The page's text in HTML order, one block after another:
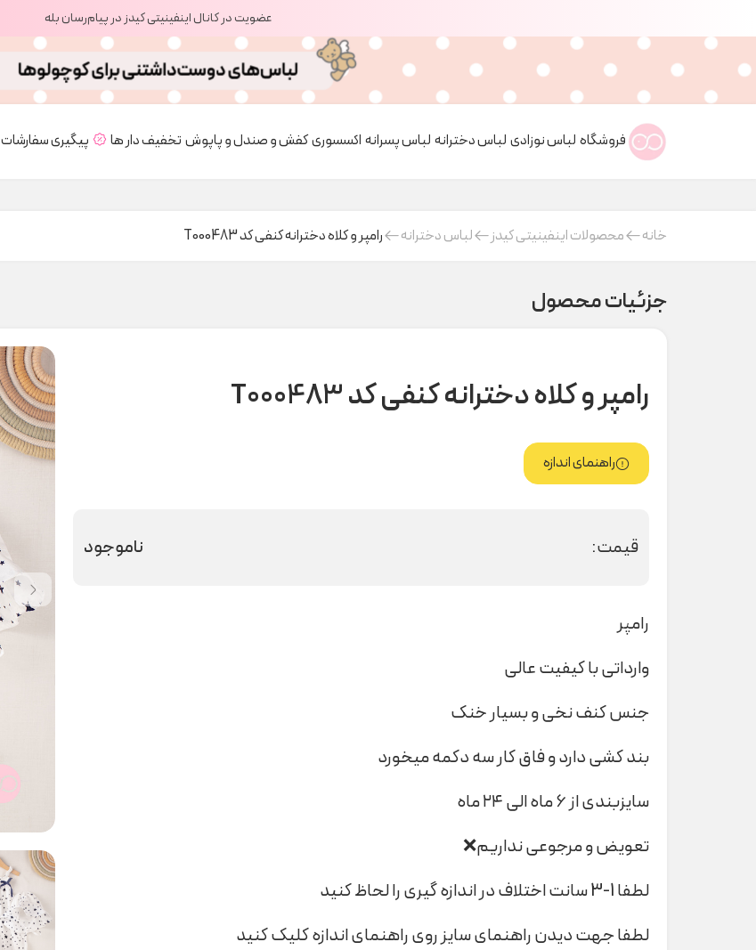
عضویت در کانال اینفینیتی کیدز در پیام‌رسان بله
فروشگاه لباس نوزادی لباس دخترانه لباس پسرانه اکسسوریکفش و صندل و پاپوش تخفیف دار ها پیگیری سفارشات
خانه محصولات اینفینیتی کیدز لباس دخترانه رامپر و کلاه دخترانه کنفی کد T000483
جزئیات محصول
رامپر و کلاه دخترانه کنفی کد T000483
راهنمای اندازه
قیمت: ناموجود
رامپر
وارداتی با کیفیت عالی
جنس کنف نخی و بسیار خنک
بند کشی دارد و فاق کار سه دکمه میخورد
سایزبندی از ۶ ماه الی ۲۴ ماه
تعویض و مرجوعی نداریم❌
لطفا 1-3 سانت اختلاف در اندازه گیری را لحاظ کنید
لطفا جهت دیدن راهنمای سایز روی راهنمای اندازه کلیک کنید